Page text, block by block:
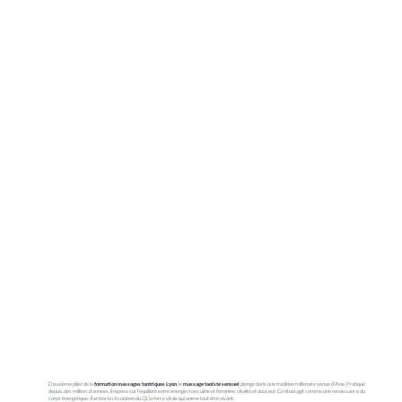
Deuxième pilier de laformation massages tantriques Lyon, lemassage taoïste sensuelplonge dans une tradition millénaire venue d’Asie. Pratiqué
depuis des milliers d’années, il repose sur l’équilibre entre énergie masculine et féminine, vitalité et douceur. Ce rituel agit comme une renaissance du
corps énergétique : il active la circulation du Qì, la force vitale qui anime tout être vivant.